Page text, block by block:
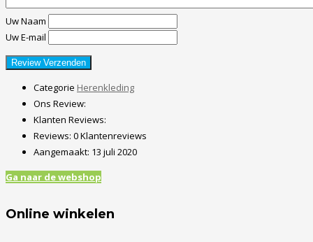
Uw Naam
Uw E-mail
Categorie Herenkleding
Ons Review:
Klanten Reviews:
Reviews: 0 Klantenreviews
Aangemaakt: 13 juli 2020
Ga naar de webshop
Online winkelen